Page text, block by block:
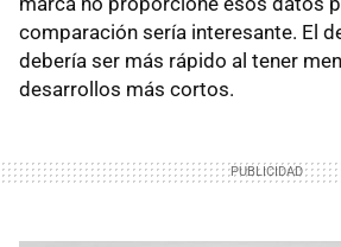
comparación sería interesante. El
debería ser más rápido al tener
desarrollos más cortos.